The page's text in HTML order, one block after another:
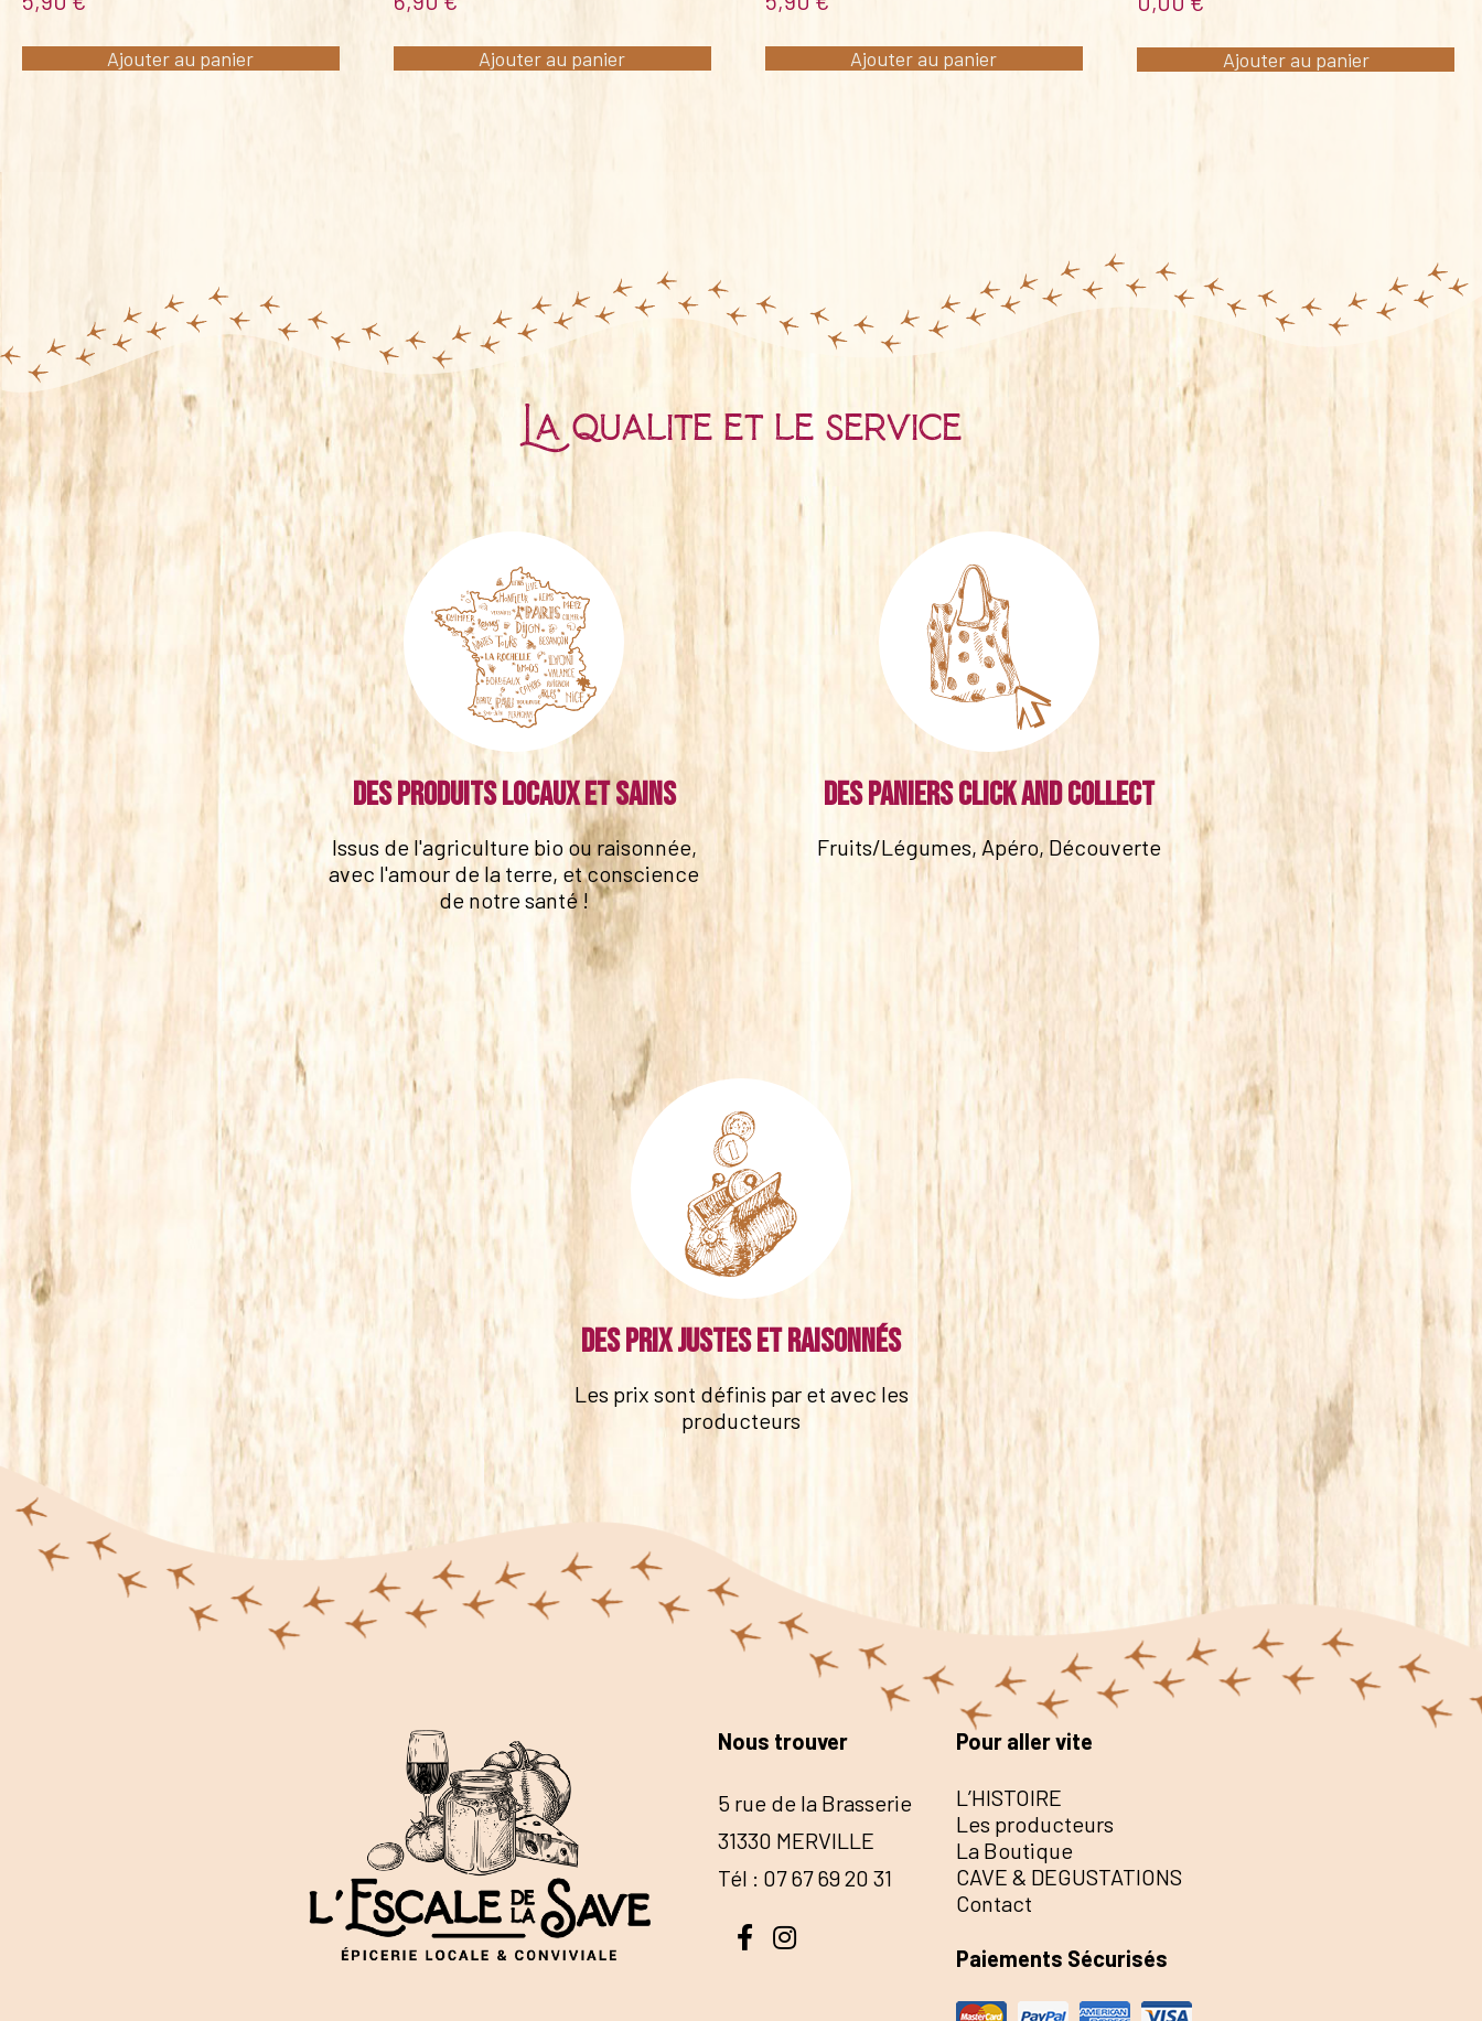
Ajouter au panier Ajouter au panier Ajouter au panier Ajouter au panier
La qualité et le service
Des produits locaux et sains
Issus de l'agriculture bio ou raisonnée,
avec l'amour de la terre, et conscience
de notre santé !
Des paniers click and collect
Fruits/Légumes, Apéro, Découverte
Des prix justes et raisonnés
Les prix sont définis par et avec les
producteurs
Nous trouver
5 rue de la Brasserie
31330 MERVILLE
Tél : 07 67 69 20 31
Pour aller vite
L’HISTOIRE
Les producteurs
La Boutique
CAVE & DEGUSTATIONS
Contact
Paiements Sécurisés